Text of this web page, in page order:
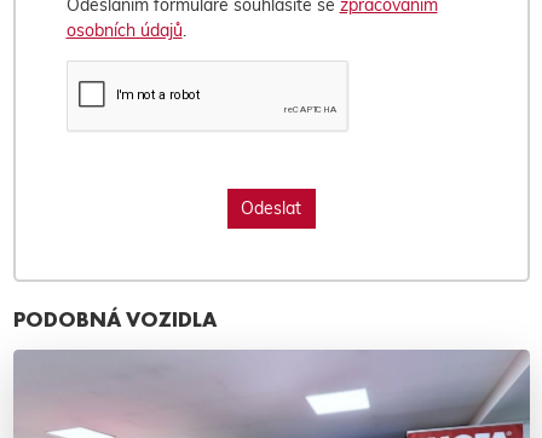
Odesláním formuláře souhlasíte se zpracováním
osobních údajů.
PODOBNÁ VOZIDLA